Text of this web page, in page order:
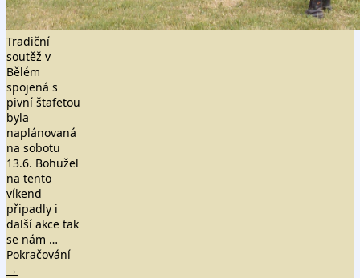
Tradiční
soutěž v
Bělém
spojená s
pivní štafetou
byla
naplánovaná
na sobotu
13.6. Bohužel
na tento
víkend
připadly i
další akce tak
se nám …
Pokračování
→